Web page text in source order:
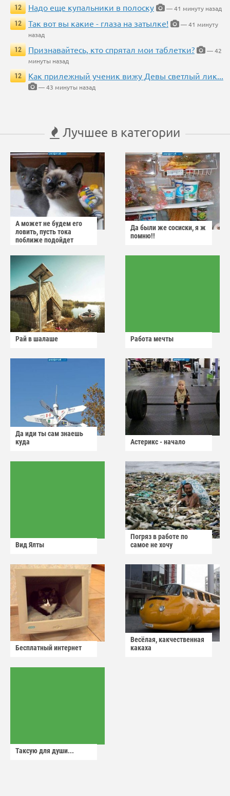
12
Надо еще купальники в полоску
— 41 минуту назад
12
Так вот вы какие - глаза на затылке!
— 41 минуту
назад
12
Признавайтесь, кто спрятал мои таблетки?
— 42
минуты назад
12
Как прилежный ученик вижу Девы светлый лик...
— 43 минуты назад
Лучшее в категории
А может не будем его
ловить, пусть тока
поближе подойдет
Да были же сосиски, я ж
помню!!
Рай в шалаше Работа мечты
Да иди ты сам знаешь
куда
Астерикс - начало
Вид Ялты
Погряз в работе по
самое не хочу
Бесплатный интернет
Весёлая, какчественная
какаха
Таксую для души...